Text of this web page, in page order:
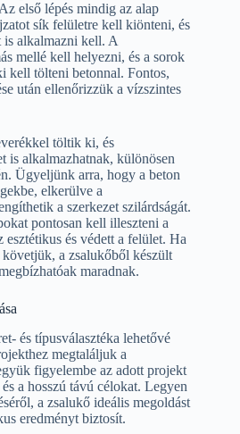
első lépés mindig az alap
sík felületre kell kiönteni, és
is alkalmazni kell. A
mellé kell helyezni, és a sorok
kell tölteni betonnal. Fontos,
után ellenőrizzük a vízszintes
töltik ki, és
is alkalmazhatnak, különösen
Ügyeljünk arra, hogy a beton
elkerülve a
a szerkezet szilárdságát.
pontosan kell illeszteni a
esztétikus és védett a felület. Ha
követjük, a zsalukőből készült
maradnak.
és típusválasztéka lehetővé
megtaláljuk a
figyelembe az adott projekt
a hosszú távú célokat. Legyen
a zsalukő ideális megoldást
eredményt biztosít.